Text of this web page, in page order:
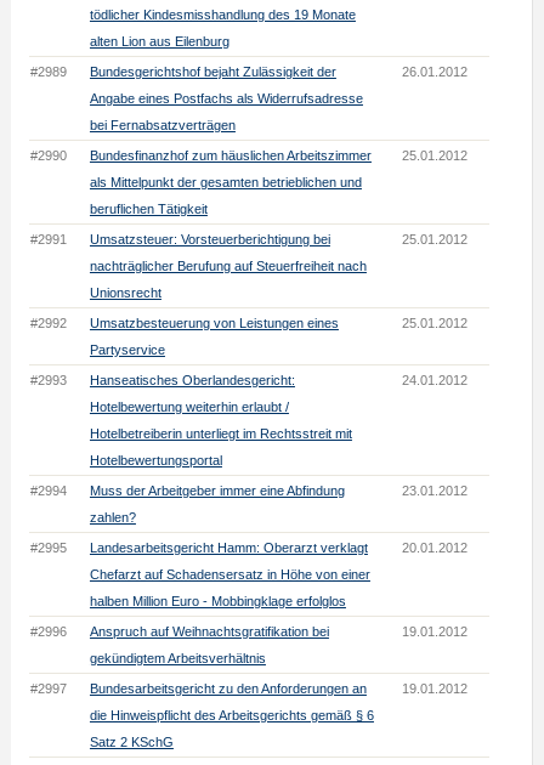
tödlicher Kindesmisshandlung des 19 Monate
alten Lion aus Eilenburg
#2989
Bundesgerichtshof bejaht Zulässigkeit der
Angabe eines Postfachs als Widerrufsadresse
bei Fernabsatzverträgen
26.01.2012
#2990
Bundesfinanzhof zum häuslichen Arbeitszimmer
als Mittelpunkt der gesamten betrieblichen und
beruflichen Tätigkeit
25.01.2012
#2991
Umsatzsteuer: Vorsteuerberichtigung bei
nachträglicher Berufung auf Steuerfreiheit nach
Unionsrecht
25.01.2012
#2992
Umsatzbesteuerung von Leistungen eines
Partyservice
25.01.2012
#2993
Hanseatisches Oberlandesgericht:
Hotelbewertung weiterhin erlaubt /
Hotelbetreiberin unterliegt im Rechtsstreit mit
Hotelbewertungsportal
24.01.2012
#2994
Muss der Arbeitgeber immer eine Abfindung
zahlen?
23.01.2012
#2995
Landesarbeitsgericht Hamm: Oberarzt verklagt
Chefarzt auf Schadensersatz in Höhe von einer
halben Million Euro - Mobbingklage erfolglos
20.01.2012
#2996
Anspruch auf Weihnachtsgratifikation bei
gekündigtem Arbeitsverhältnis
19.01.2012
#2997
Bundesarbeitsgericht zu den Anforderungen an
die Hinweispflicht des Arbeitsgerichts gemäß § 6
Satz 2 KSchG
19.01.2012